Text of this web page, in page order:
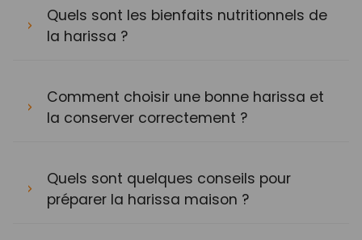
Quels sont les bienfaits nutritionnels de
la harissa ?
Comment choisir une bonne harissa et
la conserver correctement ?
Quels sont quelques conseils pour
préparer la harissa maison ?